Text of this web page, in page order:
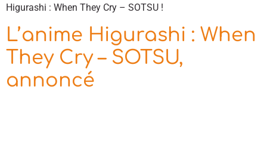
Higurashi : When They Cry – SOTSU !
L’anime Higurashi : When
They Cry – SOTSU,
annoncé